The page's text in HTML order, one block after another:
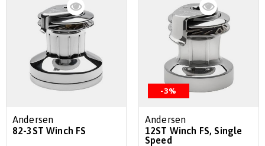
Andersen
82-3ST Winch FS
-3%
Andersen
12ST Winch FS, Single
Speed